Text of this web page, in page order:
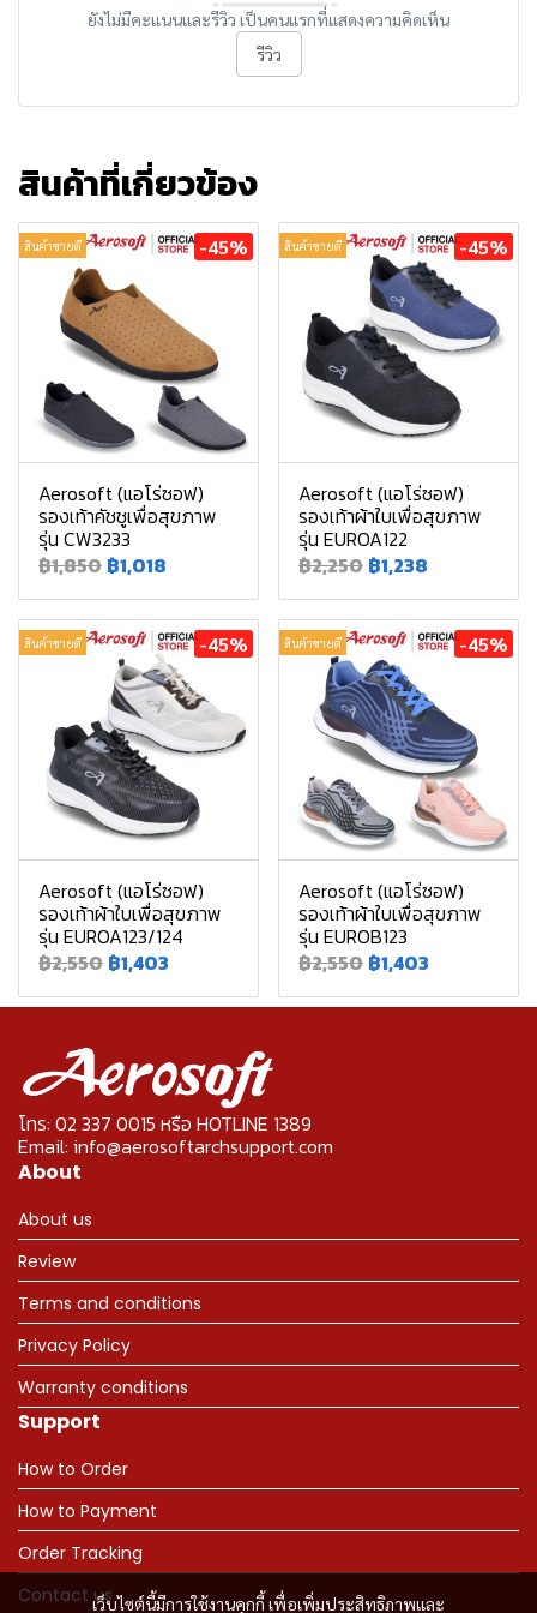
ยังไม่มีคะแนนและรีวิว เป็นคนแรกที่แสดงความคิดเห็น
รีวิว
สินค้าที่เกี่ยวข้อง
สินค้าขายดี -45%
Aerosoft (แอโร่ซอฟ)
รองเท้าคัชชูเพื่อสุขภาพ
รุ่น CW3233
฿1,850 ฿1,018
สินค้าขายดี -45%
Aerosoft (แอโร่ซอฟ)
รองเท้าผ้าใบเพื่อสุขภาพ
รุ่น EUROA122
฿2,250 ฿1,238
สินค้าขายดี -45%
Aerosoft (แอโร่ซอฟ)
รองเท้าผ้าใบเพื่อสุขภาพ
รุ่น EUROA123/124
฿2,550 ฿1,403
สินค้าขายดี -45%
Aerosoft (แอโร่ซอฟ)
รองเท้าผ้าใบเพื่อสุขภาพ
รุ่น EUROB123
฿2,550 ฿1,403
เว็บไซต์นี้มีการใช้งานคุกกี้ เพื่อเพิ่มประสิทธิภาพและ
โทร: 02 337 0015 หรือ HOTLINE 1389
Email: info@aerosoftarchsupport.com
About
About us
Review
Terms and conditions
Privacy Policy
Warranty conditions
Support
How to Order
How to Payment
Order Tracking
Contact us